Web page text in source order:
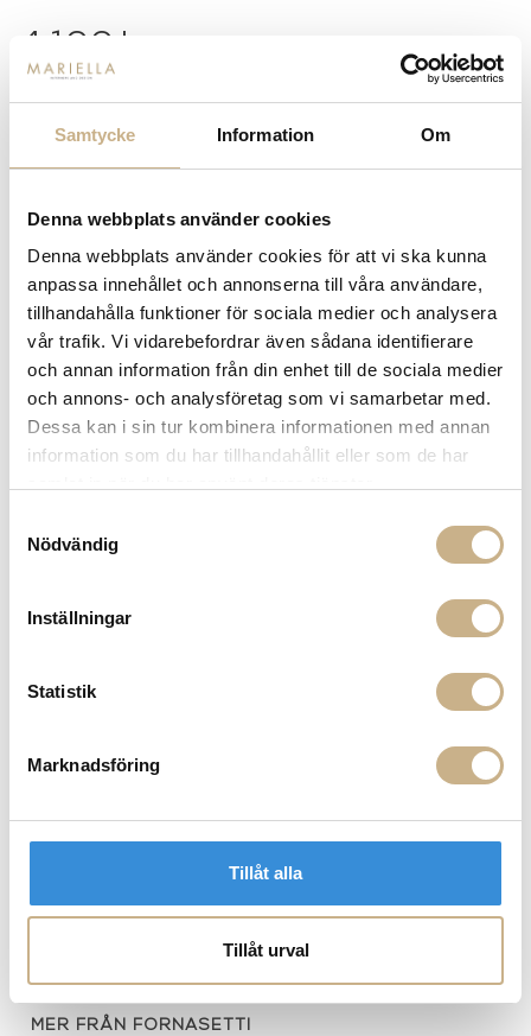
Samtycke Information Om
Denna webbplats använder cookies
Denna webbplats använder cookies för att vi ska kunna
anpassa innehållet och annonserna till våra användare,
tillhandahålla funktioner för sociala medier och analysera
vår trafik. Vi vidarebefordrar även sådana identifierare
och annan information från din enhet till de sociala medier
och annons- och analysföretag som vi samarbetar med.
Dessa kan i sin tur kombinera informationen med annan
information som du har tillhandahållit eller som de har
Nödvändig
Inställningar
Statistik
Marknadsföring
Tillåt alla
Tillåt urval
4.100 kr
+
- LÄGG I VARUKORG
Leverans inom 3-5 arbetsdagar på lagervaror
Få10% välkomstrabattnär du registrerar dig för vårt
Fri frakt på mindra varor vid köp över 1000:-
900:- i frakt vid köp av större möbler
Hämta i butik
FRÅGA OSS OM PRODUKTEN
PRODUKTVARIANTER
black/silver/gold
Black White
MER FRÅN FORNASETTI